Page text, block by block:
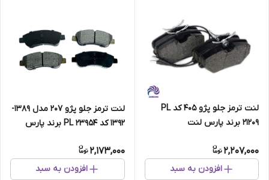
لنت ترمز جلو پژو 405 کد PL
21209 برند پارس لنت
2,207,000
افزودن به سبد
لنت ترمز جلو پژو 207 مدل 1389-
1392 کد PL 23954 برند پارس
2,173,000
افزودن به سبد